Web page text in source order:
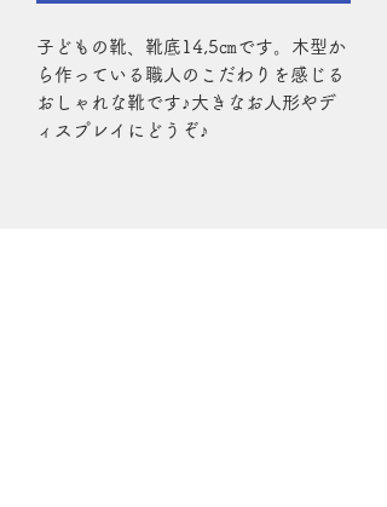
子どもの靴、靴底14,5㎝です。木型か
ら作っている職人のこだわりを感じる
おしゃれな靴です♪大きなお人形やデ
ィスプレイにどうぞ♪